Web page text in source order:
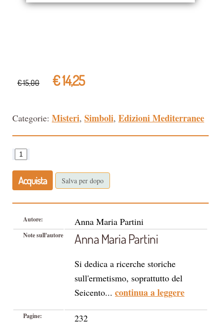
€ 15,00 € 14,25
Categorie: Misteri, Simboli, Edizioni Mediterranee
Acquista Salva per dopo
Autore: Anna Maria Partini
Note sull'autore Anna Maria Partini
Si dedica a ricerche storiche
sull'ermetismo, soprattutto del
Seicento... continua a leggere
Pagine: 232